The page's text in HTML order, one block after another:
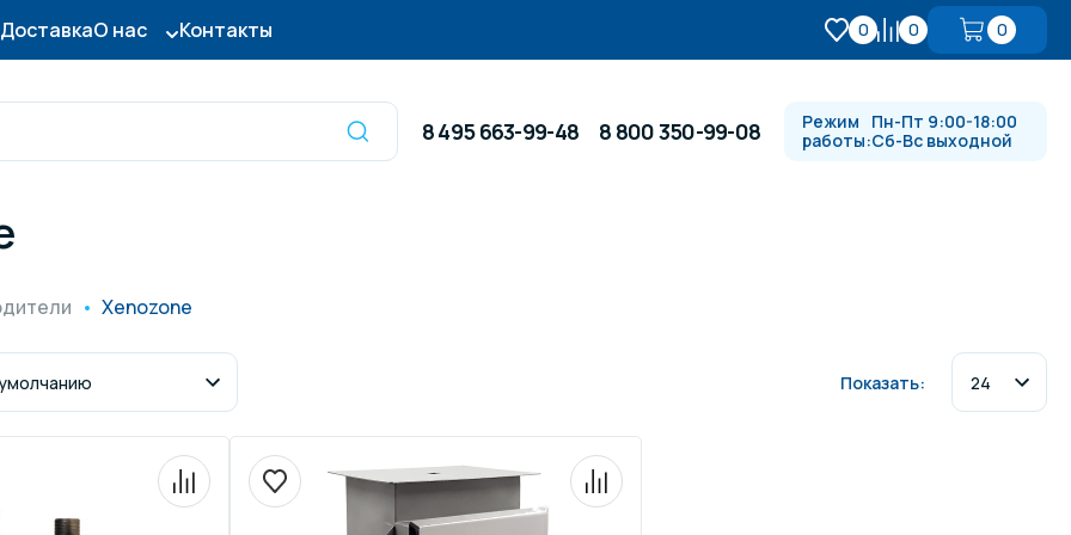
ДоставкаО нас Контакты 0 0 0
Водопады, водяные пушки и
Химия для бассейнов
8 495 663-99-48 8 800 350-99-08
Режим
работы:
Пн-Пт 9:00-18:00
Сб-Вс выходной
Xenozone
Показать: